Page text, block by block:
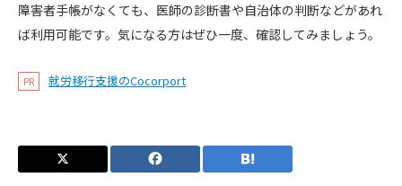
障害者手帳がなくても、医師の診断書や自治体の判断などがあれ
ば利用可能です。気になる方はぜひ一度、確認してみましょう。
PR 就労移行支援のCocorport